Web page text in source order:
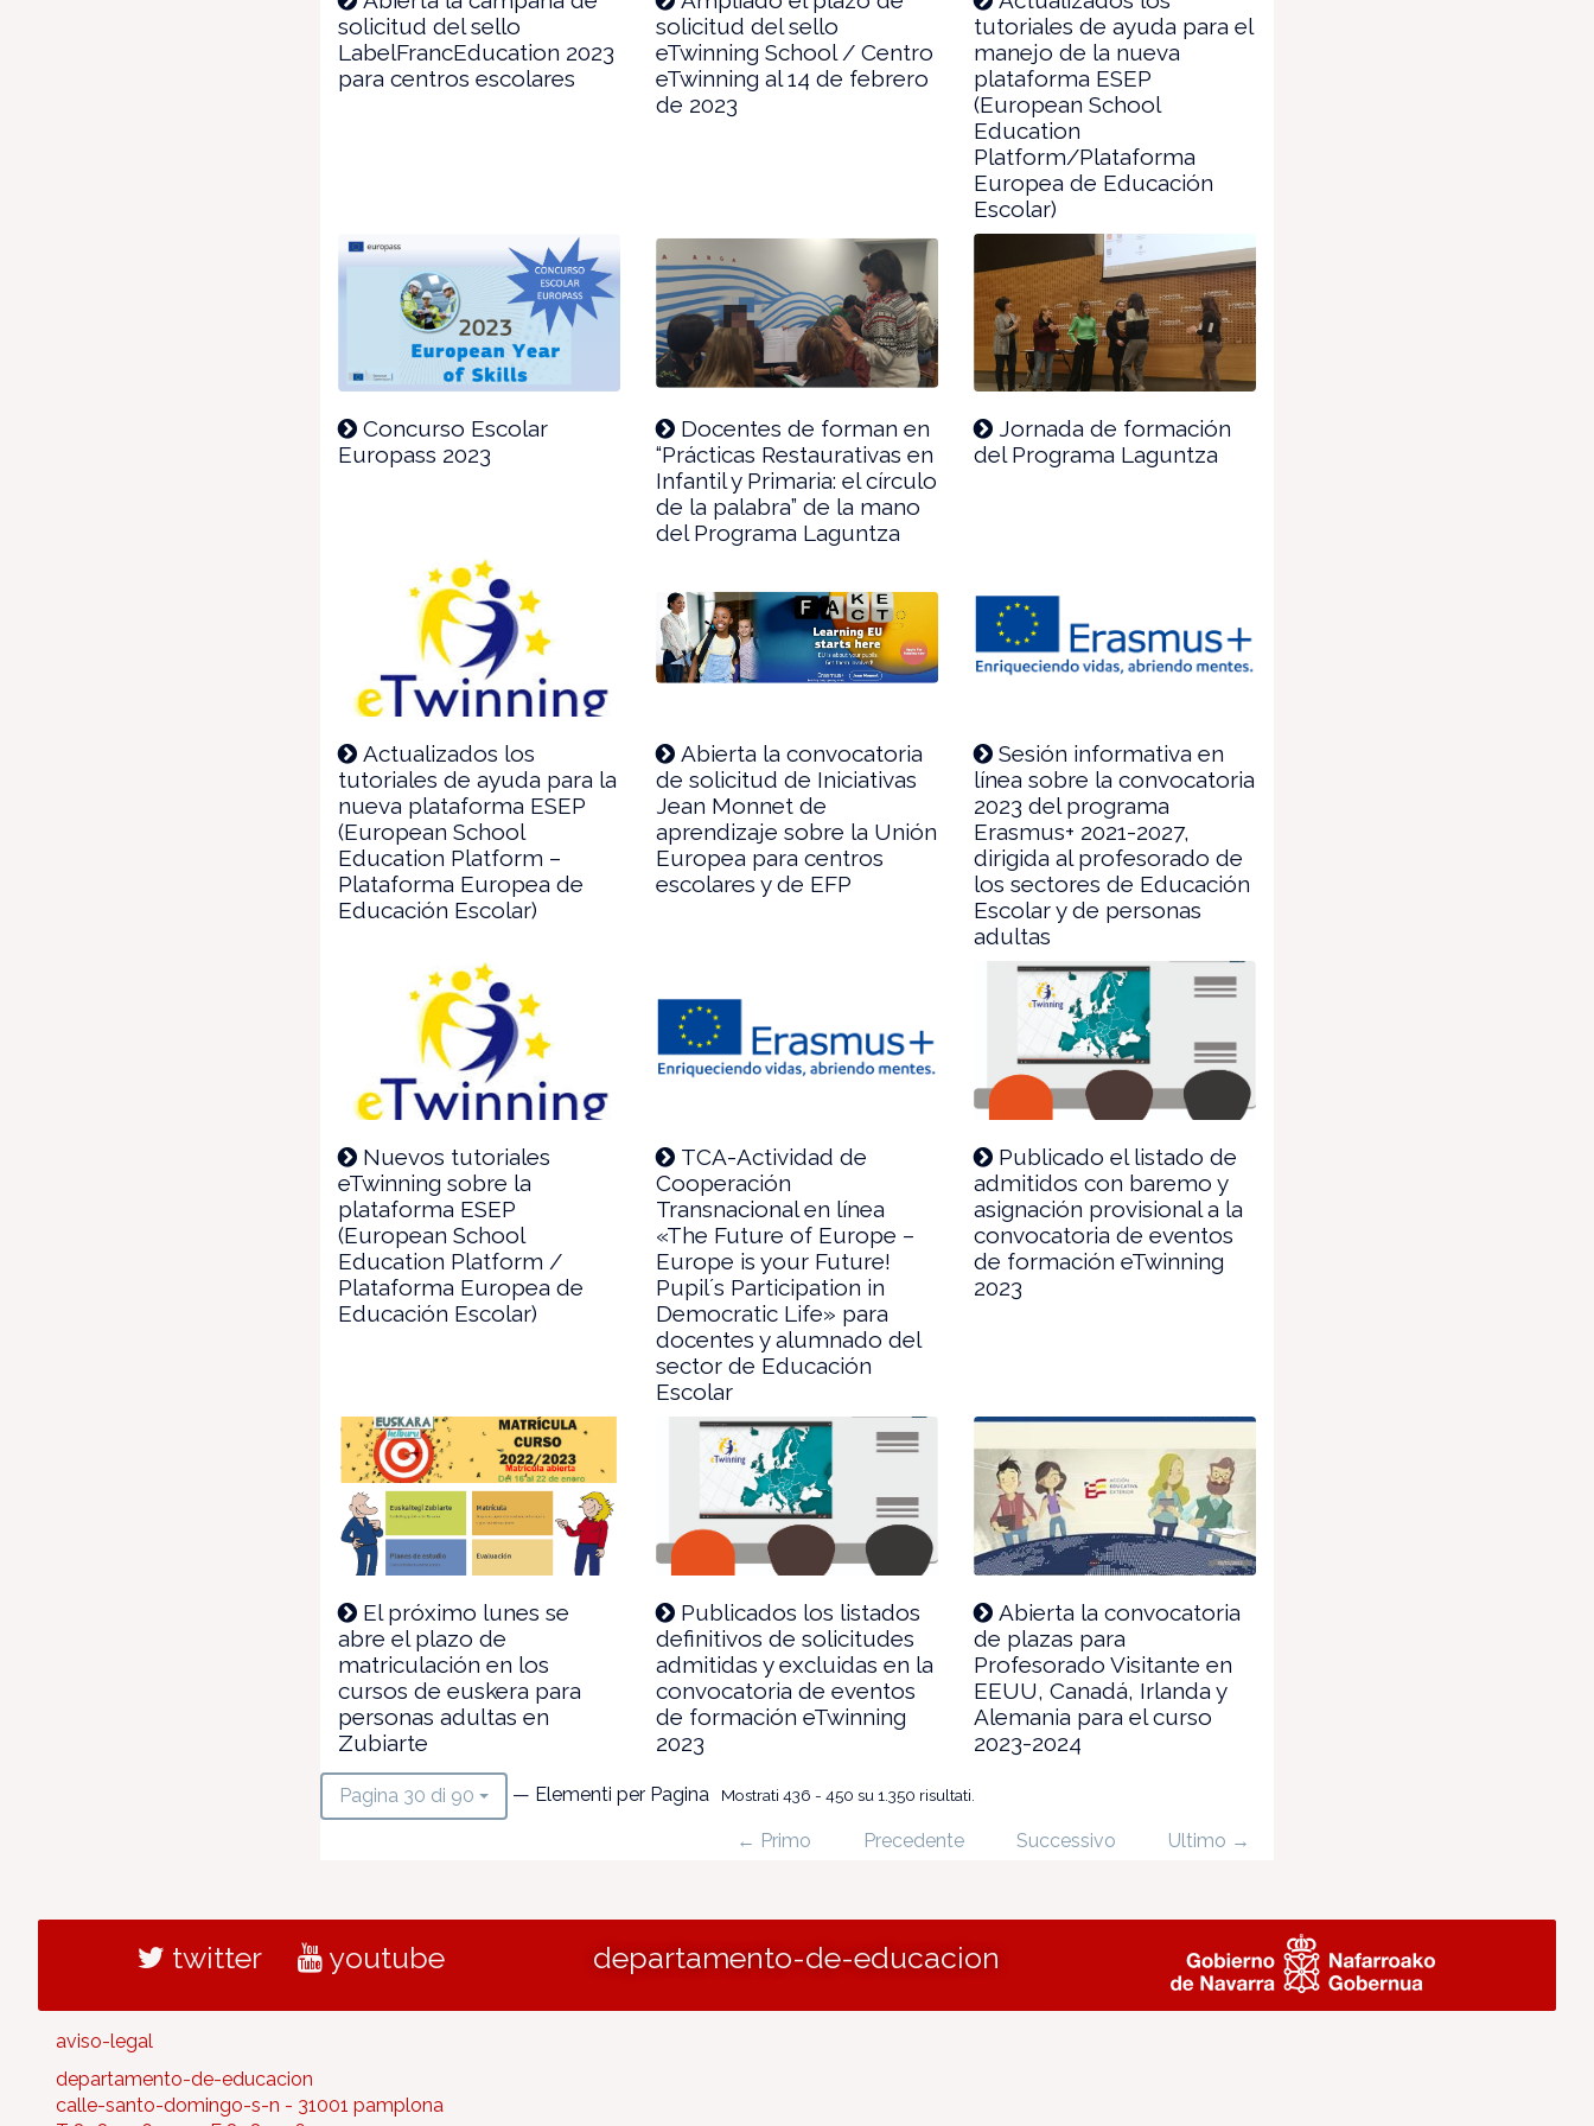
solicitud del sello
LabelFrancEducation 2023
para centros escolares
solicitud del sello
eTwinning School / Centro
eTwinning al 14 de febrero
de 2023
tutoriales de ayuda para el
manejo de la nueva
plataforma ESEP
(European School
Education
Platform/Plataforma
Europea de Educación
Escolar)
Concurso Escolar
Europass 2023
Docentes de forman en
“Prácticas Restaurativas en
Infantil y Primaria: el círculo
de la palabra” de la mano
del Programa Laguntza
Jornada de formación
del Programa Laguntza
Actualizados los
tutoriales de ayuda para la
nueva plataforma ESEP
(European School
Education Platform –
Plataforma Europea de
Educación Escolar)
Abierta la convocatoria
de solicitud de Iniciativas
Jean Monnet de
aprendizaje sobre la Unión
Europea para centros
escolares y de EFP
Sesión informativa en
línea sobre la convocatoria
2023 del programa
Erasmus+ 2021-2027,
dirigida al profesorado de
los sectores de Educación
Escolar y de personas
adultas
Nuevos tutoriales
eTwinning sobre la
plataforma ESEP
(European School
Education Platform /
Plataforma Europea de
Educación Escolar)
TCA-Actividad de
Cooperación
Transnacional en línea
«The Future of Europe –
Europe is your Future!
Pupil´s Participation in
Democratic Life» para
docentes y alumnado del
sector de Educación
Escolar
Publicado el listado de
admitidos con baremo y
asignación provisional a la
convocatoria de eventos
de formación eTwinning
2023
El próximo lunes se
abre el plazo de
matriculación en los
cursos de euskera para
personas adultas en
Zubiarte
Publicados los listados
definitivos de solicitudes
admitidas y excluidas en la
convocatoria de eventos
de formación eTwinning
2023
Abierta la convocatoria
de plazas para
Profesorado Visitante en
EEUU, Canadá, Irlanda y
Alemania para el curso
2023-2024
Pagina 30 di 90 — Elementi per Pagina Mostrati 436 - 450 su 1.350 risultati.
← Primo Precedente Successivo Ultimo →
twitter youtube departamento-de-educacion
aviso-legal
departamento-de-educacion
calle-santo-domingo-s-n - 31001 pamplona